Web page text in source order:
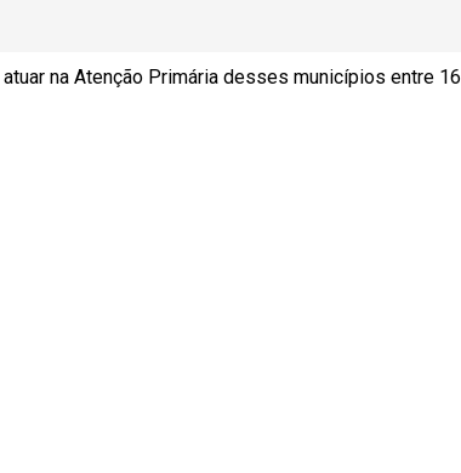
na Atenção Primária desses municípios entre 16